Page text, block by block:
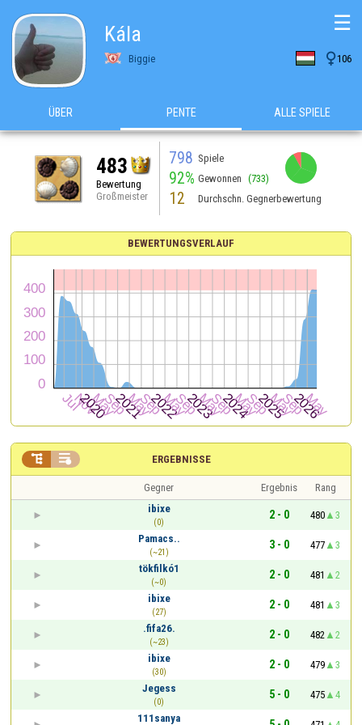
Kála
Biggie 106
☰
ÜBER PENTE ALLE SPIELE
483
Bewertung
Großmeister
798 Spiele
92% Gewonnen (733)
12 Durchschn. Gegnerbewertung
BEWERTUNGSVERLAUF
ERGEBNISSE
 
Gegner Ergebnis
Rang
ibixe
(0)
2 - 0 480
3
Pamacs..
(~21)
3 - 0 477
3
tökfilkó1
(~0)
2 - 0 481
2
ibixe
(27)
2 - 0 481
3
.fifa26.
(~23)
2 - 0 482
2
ibixe
(30)
2 - 0 479
3
Jegess
(0)
5 - 0 475
4
111sanya